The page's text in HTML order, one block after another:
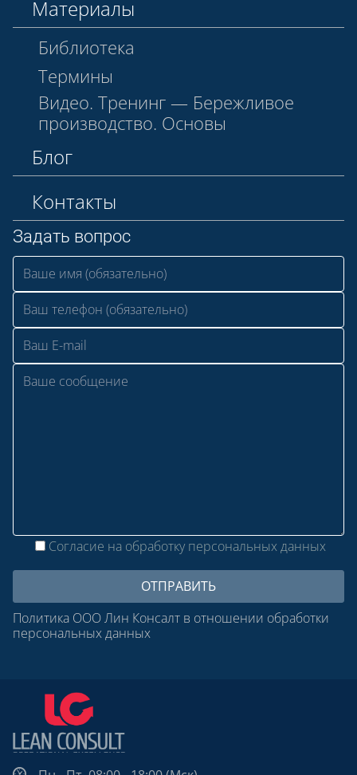
Материалы
Библиотека
Термины
Видео. Тренинг — Бережливое
производство. Основы
Блог
Контакты
Задать вопрос
Согласие на обработку персональных данных
Политика ООО Лин Консалт в отношении обработки
персональных данных